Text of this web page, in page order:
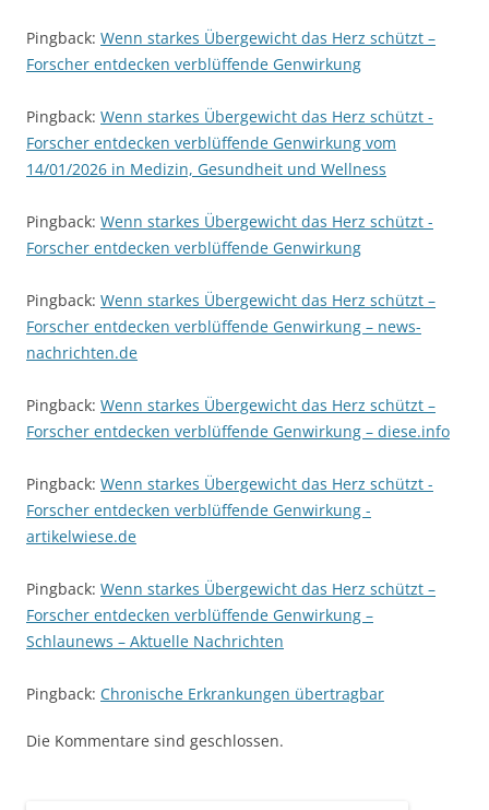
Pingback: Wenn starkes Übergewicht das Herz schützt –
Forscher entdecken verblüffende Genwirkung
Pingback: Wenn starkes Übergewicht das Herz schützt -
Forscher entdecken verblüffende Genwirkung vom
14/01/2026 in Medizin, Gesundheit und Wellness
Pingback: Wenn starkes Übergewicht das Herz schützt -
Forscher entdecken verblüffende Genwirkung
Pingback: Wenn starkes Übergewicht das Herz schützt –
Forscher entdecken verblüffende Genwirkung – news-
nachrichten.de
Pingback: Wenn starkes Übergewicht das Herz schützt –
Forscher entdecken verblüffende Genwirkung – diese.info
Pingback: Wenn starkes Übergewicht das Herz schützt -
Forscher entdecken verblüffende Genwirkung -
artikelwiese.de
Pingback: Wenn starkes Übergewicht das Herz schützt –
Forscher entdecken verblüffende Genwirkung –
Schlaunews – Aktuelle Nachrichten
Pingback: Chronische Erkrankungen übertragbar
Die Kommentare sind geschlossen.